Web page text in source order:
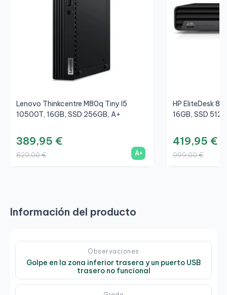
Lenovo Thinkcentre M80q Tiny I5
10500T, 16GB, SSD 256GB, A+
389,95 €
829,00 € A+
HP EliteDesk
16GB, SSD
419,95 €
999,00 €
Información del producto
Observaciones
Golpe en la zona inferior trasera y un puerto USB
trasero no funcional